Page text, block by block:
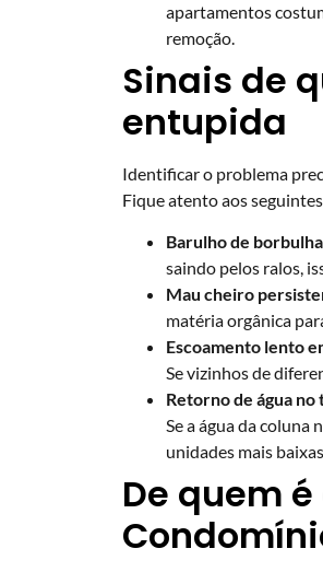
apartamentos
remoção.
Sinais de
entupida
Identificar o problema
Fique atento aos
Barulho de
saindo pelos ralos,
Mau cheiro
matéria orgânica
Escoamento lento
Se vizinhos de
Retorno de água
Se a água da coluna
unidades mais
De quem